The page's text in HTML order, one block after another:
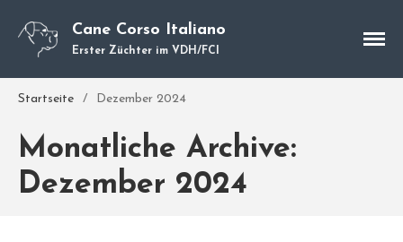
Unsere Hunde
Welpen
Cane Corso Italiano
Erster Züchter im VDH/FCI
Startseite / Dezember 2024
Monatliche Archive:
Dezember 2024